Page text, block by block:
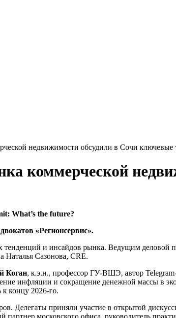
недвижимости обсудили в Сочи ключевые
коммерческой
What’s the future?
«Регионсервис».
тенденций и инсайдов рынка. Ведущим
Наталья Сазонова, CRE.
Коган, к.э.н., профессор ГУ-ВШЭ, автор
инфляции и сокращение денежной массы в
концу 2026-го.
Делегаты приняли участие в открытой
московского офиса, руководитель